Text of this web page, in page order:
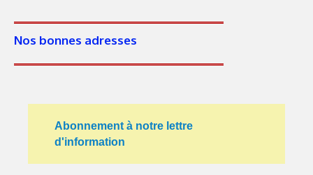
Nos bonnes adresses
Abonnement à notre lettre
d'information